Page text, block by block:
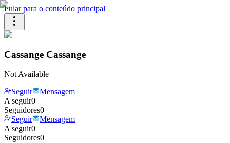
Pular para o conteúdo principal
Cassange Cassange
Not Available
Seguir
Mensagem
A seguir0
Seguidores0
Seguir
Mensagem
A seguir0
Seguidores0